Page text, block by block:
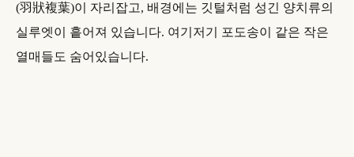
(羽狀複葉)이 자리잡고, 배경에는 깃털처럼 성긴 양치류의
실루엣이 흩어져 있습니다. 여기저기 포도송이 같은 작은
열매들도 숨어있습니다.